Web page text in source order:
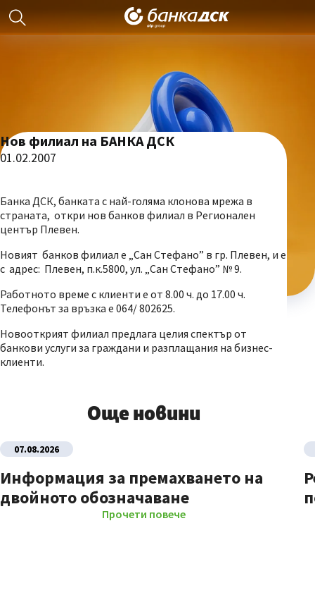
Нов филиал на БАНКА ДСК
01.02.2007
Банка ДСК, банката с най-голяма клонова мрежа в
страната, откри нов банков филиал в Регионален
център Плевен.
Новият банков филиал е „Сан Стефано” в гр. Плевен, и е
с адрес: Плевен, п.к.5800, ул. „Сан Стефано” № 9.
Работното време с клиенти е от 8.00 ч. до 17.00 ч.
Телефонът за връзка е 064/ 802625.
Новооткрият филиал предлага целия спектър от
банкови услуги за граждани и разплащания на бизнес-
клиенти.
Още новини
07.08.2026
Информация за премахването на
двойното обозначаване
Прочети повече